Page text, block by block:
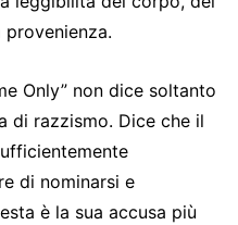
Only” non dice soltanto
di razzismo. Dice che il
di nominarsi e
è la sua accusa più